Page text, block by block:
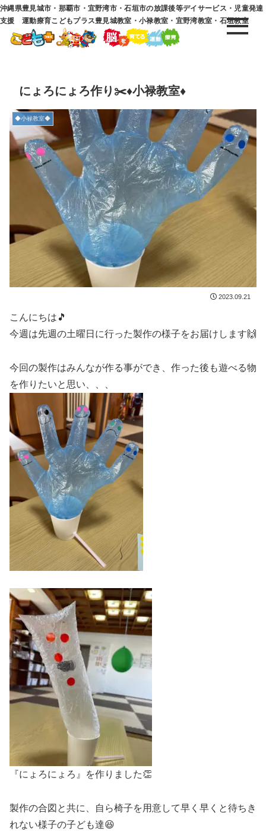
沖縄県豊見城市・那覇市・宜野湾市・石垣市の放課後等デイサービス・児童発達
支援 運動療育こどもプラス豊見城教室・小禄教室・宜野湾教室・石垣教室
にょろにょろ作り✂️♦︎小禄教室♦︎
◆小禄教室◆
2023.09.21
こんにちは🎵
今週は先週の土曜日に行った製作の様子をお届けします🙌
今回の製作はみんなが作る事ができ、作った後も遊べる物
を作りたいと思い、、、
『にょろにょろ』を作りました👏
製作の合図と共に、自ら椅子を用意して早く早くと待ちき
れない様子の子ども達😆